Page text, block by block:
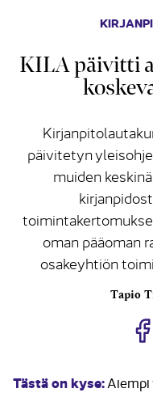
KILA päivitti
päivitetyn
muiden
oman pääoman
osakeyhtiön
Tapio
Tästä on kyse:Aiempi